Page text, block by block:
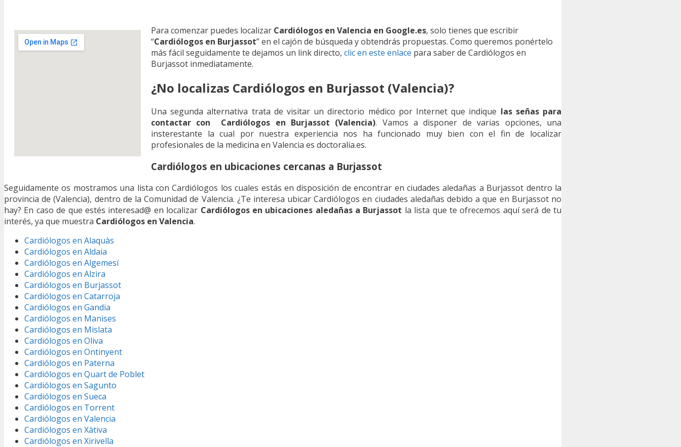
Para comenzar puedes localizar Cardiólogos en Valencia en Google.es, solo tienes que escribir
“Cardiólogos en Burjassot” en el cajón de búsqueda y obtendrás propuestas. Como queremos ponértelo
más fácil seguidamente te dejamos un link directo, clic en este enlace para saber de Cardiólogos en
Burjassot inmediatamente.
¿No localizas Cardiólogos en Burjassot (Valencia)?
Una segunda alternativa trata de visitar un directorio médico por Internet que indique las señas para
contactar con Cardiólogos en Burjassot (Valencia). Vamos a disponer de varias opciones, una
insterestante la cual por nuestra experiencia nos ha funcionado muy bien con el fin de localizar
profesionales de la medicina en Valencia es doctoralia.es.
Cardiólogos en ubicaciones cercanas a Burjassot
Seguidamente os mostramos una lista con Cardiólogos los cuales estás en disposición de encontrar en ciudades aledañas a Burjassot dentro la
provincia de (Valencia), dentro de la Comunidad de Valencia. ¿Te interesa ubicar Cardiólogos en ciudades aledañas debido a que en Burjassot no
hay? En caso de que estés interesad@ en localizar Cardiólogos en ubicaciones aledañas a Burjassot la lista que te ofrecemos aquí será de tu
interés, ya que muestra Cardiólogos en Valencia.
Cardiólogos en Alaquàs
Cardiólogos en Aldaia
Cardiólogos en Algemesí
Cardiólogos en Alzira
Cardiólogos en Burjassot
Cardiólogos en Catarroja
Cardiólogos en Gandia
Cardiólogos en Manises
Cardiólogos en Mislata
Cardiólogos en Oliva
Cardiólogos en Ontinyent
Cardiólogos en Paterna
Cardiólogos en Quart de Poblet
Cardiólogos en Sagunto
Cardiólogos en Sueca
Cardiólogos en Torrent
Cardiólogos en Valencia
Cardiólogos en Xàtiva
Cardiólogos en Xirivella